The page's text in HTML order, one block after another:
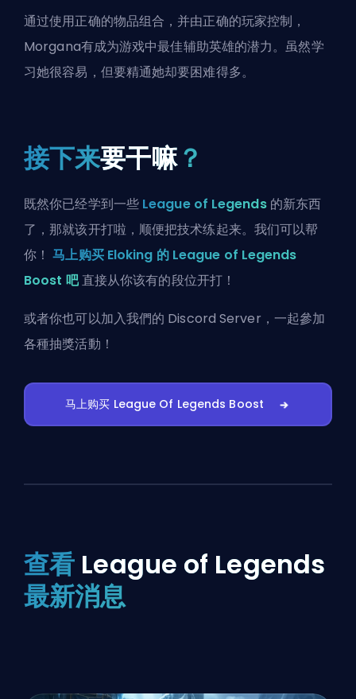
通过使用正确的物品组合，并由正确的玩家控制，
Morgana有成为游戏中最佳辅助英雄的潜力。虽然学
习她很容易，但要精通她却要困难得多。
接下来要干嘛？
既然你已经学到一些 League of Legends的新东西
了，那就该开打啦，顺便把技术练起来。我们可以帮
你！马上购买 Eloking 的 League of Legends
Boost 吧直接从你该有的段位开打！
或者你也可以加入我們的 Discord Server ，一起參加
各種抽獎活動！
马上购买 League Of Legends Boost
查看 League of Legends
最新消息